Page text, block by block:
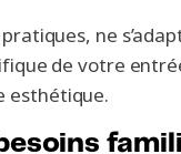
pratiques, ne
de votre
esthétique.